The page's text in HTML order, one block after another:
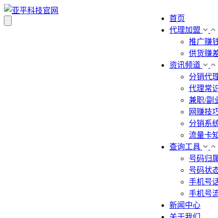
首页
代理加盟
推广赚
供货赚
资讯频道
分销代
代理常
兼职/副
网赚技
分销系
流量卡
查询工具
号码归
号码状
手机号
手机号
新闻中心